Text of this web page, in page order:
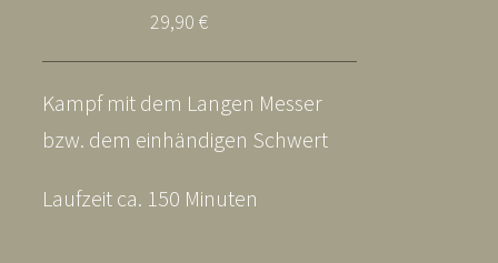
29,90 €
Kampf mit dem Langen Messer
bzw. dem einhändigen Schwert
Laufzeit ca. 150 Minuten